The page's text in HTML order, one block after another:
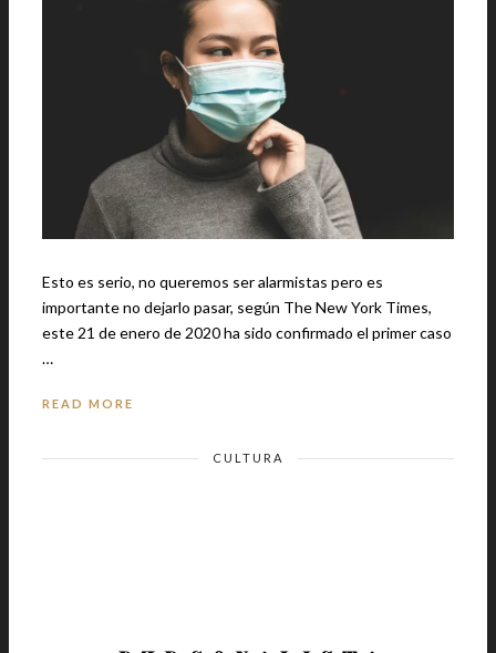
Esto es serio, no queremos ser alarmistas pero es
importante no dejarlo pasar, según The New York Times,
este 21 de enero de 2020 ha sido confirmado el primer caso
…
READ MORE
CULTURA